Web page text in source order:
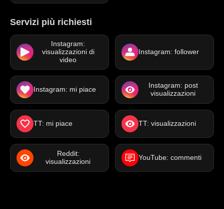
Servizi più richiesti
Instagram:
visualizzazioni di
video
Instagram: follower
Instagram: mi piace
Instagram: post
visualizzazioni
TT: mi piace TT: visualizzazioni
Reddit:
visualizzazioni
YouTube: commenti